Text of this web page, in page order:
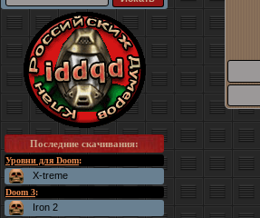
Последние скачивания:
Уровни для Doom:
X-treme
Doom 3:
Iron 2